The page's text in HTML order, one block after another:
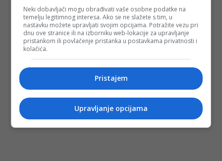
Neki dobavljači mogu obrađivati vaše osobne podatke na
temelju legitimnog interesa. Ako se ne slažete s tim, u
nastavku možete upravljati svojim opcijama. Potražite vezu pri
dnu ove stranice ili na izborniku web-lokacije za upravljanje
pristankom ili povlačenje pristanka u postavkama privatnosti i
kolačića.
Pristajem
Upravljanje opcijama